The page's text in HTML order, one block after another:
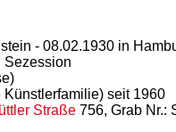
- 08.02.1930 in
Sezession
Künstlerfamilie) seit 1960
Straße 756, Grab Nr.: